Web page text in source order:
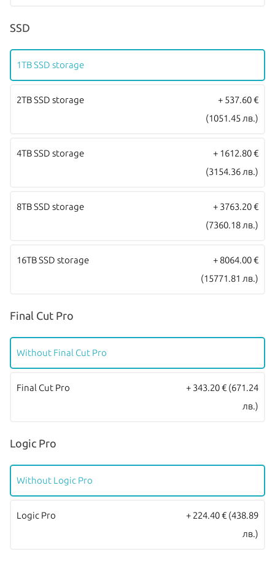
обслужване от Apple Authorized Service Provider (официални
сервизни центрове на Apple).
SSD
1TB SSD storage
2TB SSD storage
+ 537.60 €
(1051.45 лв.)
4TB SSD storage
+ 1612.80 €
(3154.36 лв.)
8TB SSD storage
+ 3763.20 €
(7360.18 лв.)
16TB SSD storage
+ 8064.00 €
(15771.81 лв.)
Final Cut Pro
Without Final Cut Pro
Final Cut Pro + 343.20 € (671.24
лв.)
Logic Pro
Without Logic Pro
Logic Pro + 224.40 € (438.89
лв.)